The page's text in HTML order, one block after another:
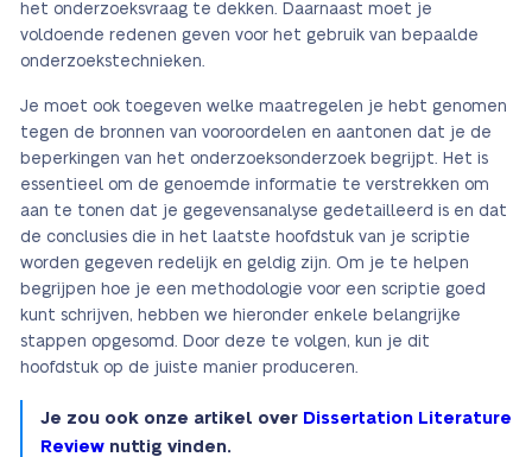
het onderzoeksvraag te dekken. Daarnaast moet je
voldoende redenen geven voor het gebruik van bepaalde
onderzoekstechnieken.
Je moet ook toegeven welke maatregelen je hebt genomen
tegen de bronnen van vooroordelen en aantonen dat je de
beperkingen van het onderzoeksonderzoek begrijpt. Het is
essentieel om de genoemde informatie te verstrekken om
aan te tonen dat je gegevensanalyse gedetailleerd is en dat
de conclusies die in het laatste hoofdstuk van je scriptie
worden gegeven redelijk en geldig zijn. Om je te helpen
begrijpen hoe je een methodologie voor een scriptie goed
kunt schrijven, hebben we hieronder enkele belangrijke
stappen opgesomd. Door deze te volgen, kun je dit
hoofdstuk op de juiste manier produceren.
Je zou ook onze artikel over Dissertation Literature
Review nuttig vinden.